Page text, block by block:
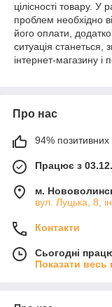
цілісності товару.
проблем необхідно
його оплати,
ситуація
інтернет-магазину і
Про нас
94% позитивних
Працює з
м.
вул. Луцька, 8,
Контакти
Сьогодні
Показати весь